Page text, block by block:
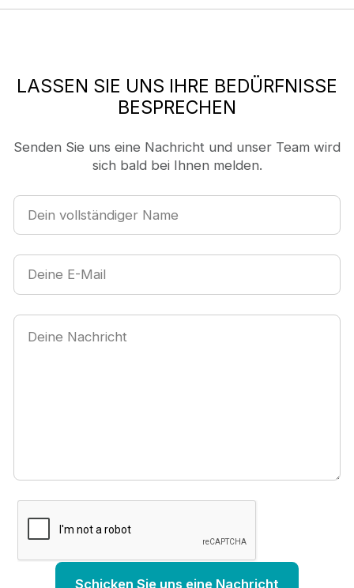
LASSEN SIE UNS IHRE BEDÜRFNISSE
BESPRECHEN
Senden Sie uns eine Nachricht und unser Team wird
sich bald bei Ihnen melden.